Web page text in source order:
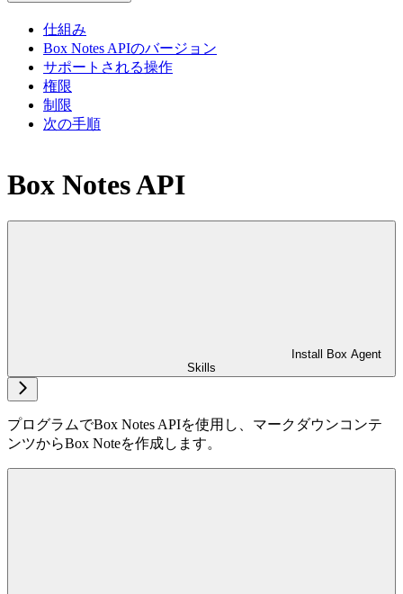
仕組み
Box Notes APIのバージョン
サポートされる操作
権限
制限
次の手順
Box Notes API
Install Box Agent
Skills
プログラムでBox Notes APIを使用し、マークダウンコンテ
ンツからBox Noteを作成します。